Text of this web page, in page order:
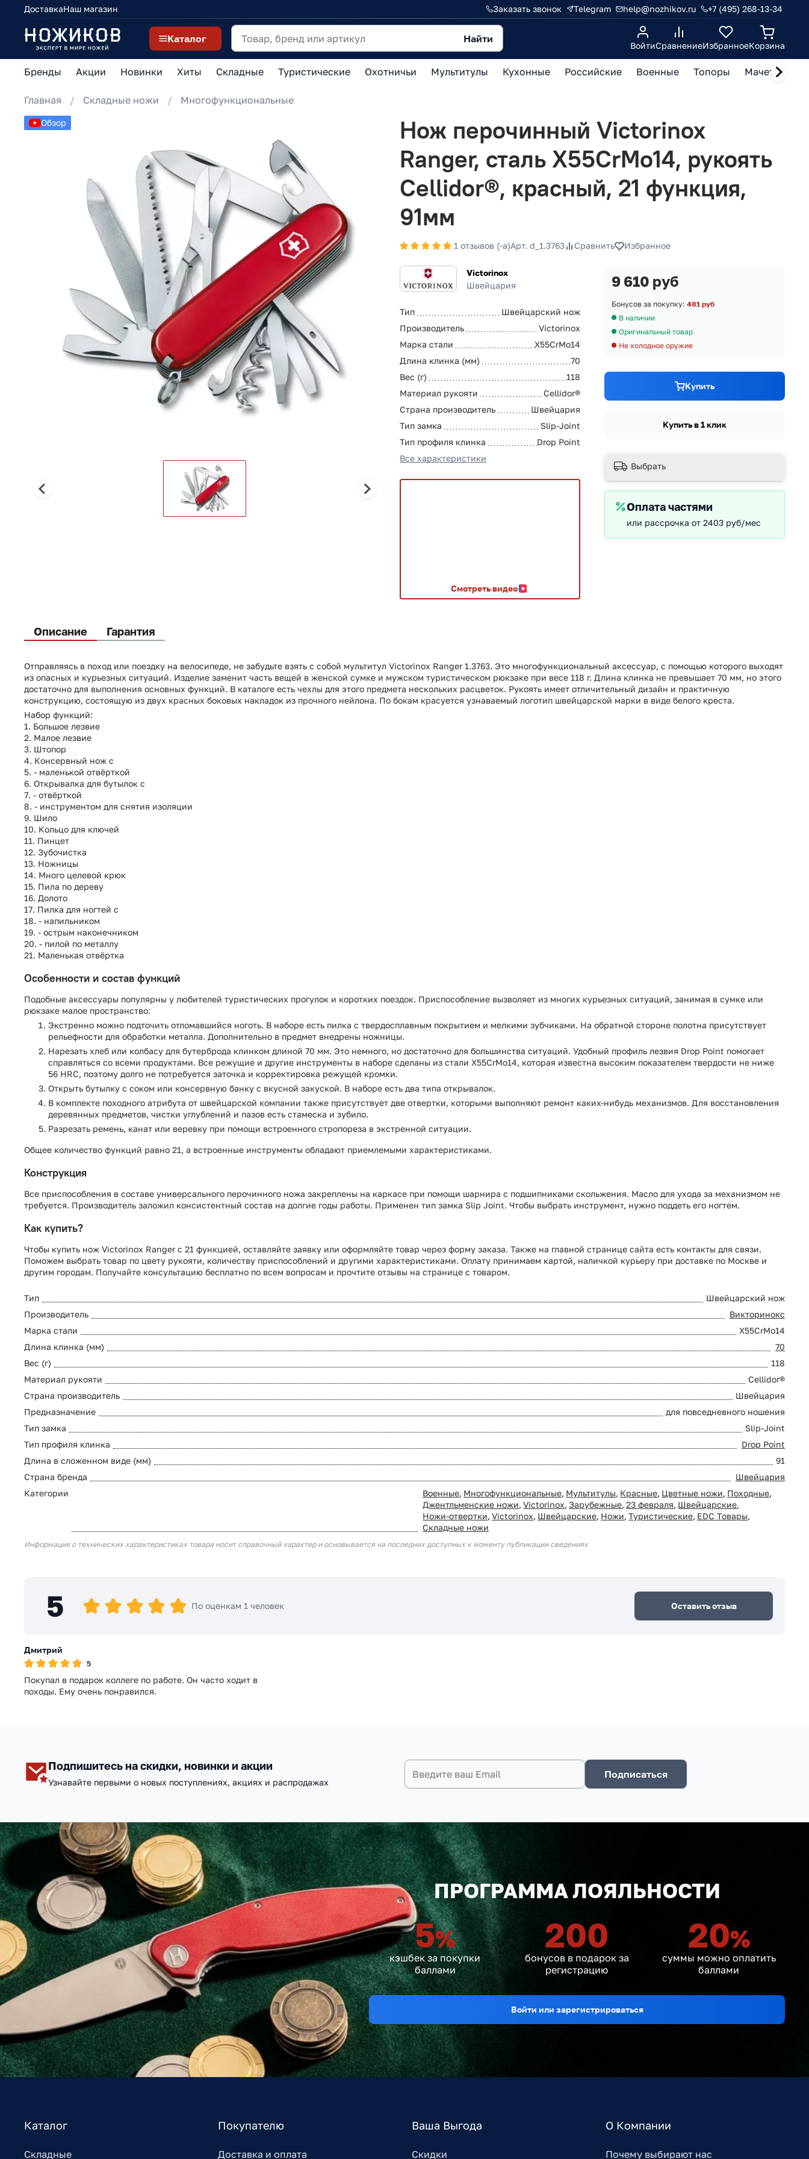
ДоставкаНаш магазин Заказать звонок Telegram help@nozhikov.ru +7 (495) 268-13-34
Каталог Найти
ВойтиСравнениеИзбранноеКорзина
Бренды Акции Новинки Хиты Складные Туристические Охотничьи Мультитулы Кухонные Российские Военные Топоры Мачете,
Главная Складные ножи Многофункциональные
Обзор
Нож перочинный Victorinox
Ranger, сталь X55CrMo14, рукоять
Cellidor®, красный, 21 функция,
91мм
1 отзывов (-а)Арт. d_1.3763 Сравнить Избранное
Victorinox
Швейцария
Тип
Швейцарский нож
Производитель
Victorinox
Марка стали
X55CrMo14
Длина клинка (мм)
70
Вес (г)
118
Материал рукояти
Cellidor®
Страна производитель
Швейцария
Тип замка
Slip-Joint
Тип профиля клинка
Drop Point
Все характеристики
Смотреть видео
9 610 руб
Бонусов за покупку: 481 руб
В наличии
Оригинальный товар
Не холодное оружие
Купить
Купить в 1 клик
Выбрать
Оплата частями
или рассрочка от 2403 руб/мес
Описание Гарантия
Отправляясь в поход или поездку на велосипеде, не забудьте взять с собой мультитул Victorinox Ranger 1.3763. Это многофункциональный аксессуар, с помощью которого выходят
из опасных и курьезных ситуаций. Изделие заменит часть вещей в женской сумке и мужском туристическом рюкзаке при весе 118 г. Длина клинка не превышает 70 мм, но этого
достаточно для выполнения основных функций. В каталоге есть чехлы для этого предмета нескольких расцветок. Рукоять имеет отличительный дизайн и практичную
конструкцию, состоящую из двух красных боковых накладок из прочного нейлона. По бокам красуется узнаваемый логотип швейцарской марки в виде белого креста.
Набор функций:
1. Большое лезвие
2. Малое лезвие
3. Штопор
4. Консервный нож с
5. - маленькой отвёрткой
6. Открывалка для бутылок с
7. - отвёрткой
8. - инструментом для снятия изоляции
9. Шило
10. Кольцо для ключей
11. Пинцет
12. Зубочистка
13. Ножницы
14. Много целевой крюк
15. Пила по дереву
16. Долото
17. Пилка для ногтей с
18. - напильником
19. - острым наконечником
20. - пилой по металлу
21. Маленькая отвёртка
Особенности и состав функций
Подобные аксессуары популярны у любителей туристических прогулок и коротких поездок. Приспособление вызволяет из многих курьезных ситуаций, занимая в сумке или
рюкзаке малое пространство:
Экстренно можно подточить отломавшийся ноготь. В наборе есть пилка с твердосплавным покрытием и мелкими зубчиками. На обратной стороне полотна присутствует
рельефности для обработки металла. Дополнительно в предмет внедрены ножницы.
Нарезать хлеб или колбасу для бутерброда клинком длиной 70 мм. Это немного, но достаточно для большинства ситуаций. Удобный профиль лезвия Drop Point помогает
справляться со всеми продуктами. Все режущие и другие инструменты в наборе сделаны из стали X55CrMo14, которая известна высоким показателем твердости не ниже
56 HRC, поэтому долго не потребуется заточка и корректировка режущей кромки.
Открыть бутылку с соком или консервную банку с вкусной закуской. В наборе есть два типа открывалок.
В комплекте походного атрибута от швейцарской компании также присутствует две отвертки, которыми выполняют ремонт каких-нибудь механизмов. Для восстановления
деревянных предметов, чистки углублений и пазов есть стамеска и зубило.
Разрезать ремень, канат или веревку при помощи встроенного стропореза в экстренной ситуации.
Общее количество функций равно 21, а встроенные инструменты обладают приемлемыми характеристиками.
Конструкция
Все приспособления в составе универсального перочинного ножа закреплены на каркасе при помощи шарнира с подшипниками скольжения. Масло для ухода за механизмом не
требуется. Производитель заложил консистентный состав на долгие годы работы. Применен тип замка Slip Joint. Чтобы выбрать инструмент, нужно поддеть его ногтем.
Как купить?
Чтобы купить нож Victorinox Ranger с 21 функцией, оставляйте заявку или оформляйте товар через форму заказа. Также на главной странице сайта есть контакты для связи.
Поможем выбрать товар по цвету рукояти, количеству приспособлений и другими характеристиками. Оплату принимаем картой, наличкой курьеру при доставке по Москве и
другим городам. Получайте консультацию бесплатно по всем вопросам и прочтите отзывы на странице с товаром.
Тип
Швейцарский нож
Производитель
Викторинокс
Марка стали
X55CrMo14
Длина клинка (мм)
70
Вес (г)
118
Материал рукояти
Cellidor®
Страна производитель
Швейцария
Предназначение
для повседневного ношения
Тип замка
Slip-Joint
Тип профиля клинка
Drop Point
Длина в сложенном виде (мм)
91
Страна бренда
Швейцария
Категории
Военные, Многофункциональные, Мультитулы, Красные, Цветные ножи, Походные,
Джентльменские ножи, Victorinox, Зарубежные, 23 февраля, Швейцарские,
Ножи-отвертки, Victorinox, Швейцарские, Ножи, Туристические, EDC Товары,
Складные ножи
Информация о технических характеристиках товара носит справочный характер и основывается на последних доступных к моменту публикации сведениях
5 По оценкам 1 человек Оставить отзыв
Дмитрий
5
Покупал в подарок коллеге по работе. Он часто ходит в
походы. Ему очень понравился.
Подпишитесь на скидки, новинки и акции
Узнавайте первыми о новых поступлениях, акциях и распродажах
Подписаться
ПРОГРАММА ЛОЯЛЬНОСТИ
5%
кэшбек за покупки
баллами
200
бонусов в подарок за
регистрацию
20%
суммы можно оплатить
баллами
Войти или зарегистрироваться
Каталог
Складные
Покупателю
Доставка и оплата
Ваша Выгода
Скидки
О Компании
Почему выбирают нас